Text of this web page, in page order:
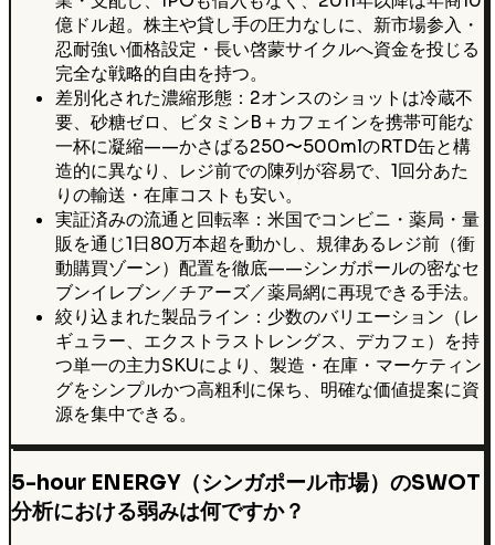
億ドル超。株主や貸し手の圧力なしに、新市場参入・
忍耐強い価格設定・長い啓蒙サイクルへ資金を投じる
完全な戦略的自由を持つ。
差別化された濃縮形態：2オンスのショットは冷蔵不
要、砂糖ゼロ、ビタミンB＋カフェインを携帯可能な
一杯に凝縮——かさばる250〜500mlのRTD缶と構
造的に異なり、レジ前での陳列が容易で、1回分あた
りの輸送・在庫コストも安い。
実証済みの流通と回転率：米国でコンビニ・薬局・量
販を通じ1日80万本超を動かし、規律あるレジ前（衝
動購買ゾーン）配置を徹底——シンガポールの密なセ
ブンイレブン／チアーズ／薬局網に再現できる手法。
絞り込まれた製品ライン：少数のバリエーション（レ
ギュラー、エクストラストレングス、デカフェ）を持
つ単一の主力SKUにより、製造・在庫・マーケティン
グをシンプルかつ高粗利に保ち、明確な価値提案に資
源を集中できる。
5-hour ENERGY（シンガポール市場）のSWOT
分析における弱みは何ですか？